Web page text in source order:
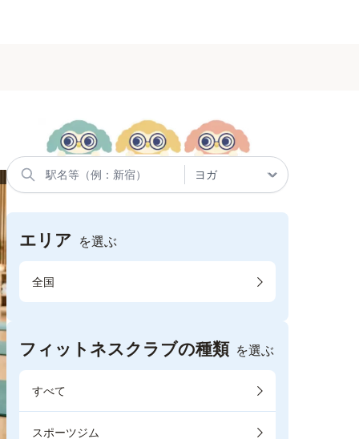
エリア を選ぶ
全国
フィットネスクラブの種類 を選ぶ
すべて
スポーツジム